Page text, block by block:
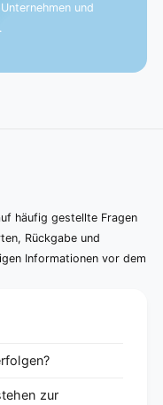
und
häufig gestellte Fragen
Rückgabe und
Informationen vor dem
zur